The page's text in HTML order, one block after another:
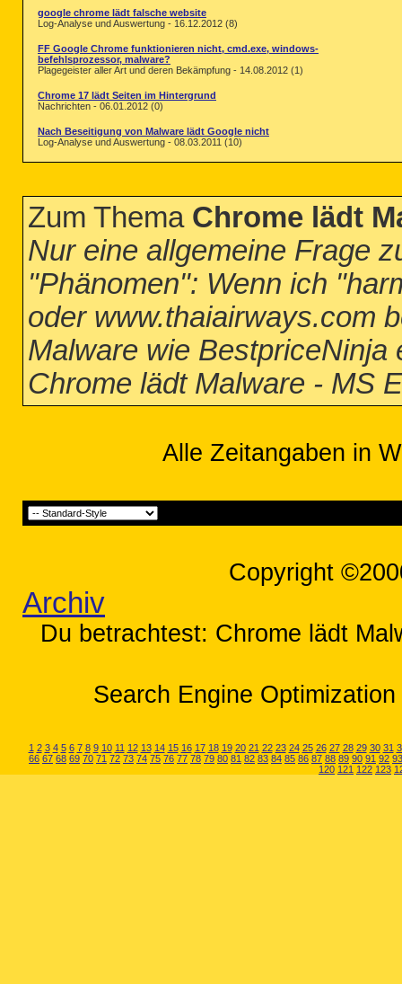
google chrome lädt falsche website
Log-Analyse und Auswertung - 16.12.2012 (8)
FF Google Chrome funktionieren nicht, cmd.exe, windows-
befehlsprozessor, malware?
Plagegeister aller Art und deren Bekämpfung - 14.08.2012 (1)
Chrome 17 lädt Seiten im Hintergrund
Nachrichten - 06.01.2012 (0)
Nach Beseitigung von Malware lädt Google nicht
Log-Analyse und Auswertung - 08.03.2011 (10)
Zum Thema Chrome lädt
Nur eine allgemeine Frage
"Phänomen": Wenn ich
oder www.thaiairways.com
Malware wie BestpriceNinja
Chrome lädt Malware - MS
Alle Zeitangaben in
Copyright
Archiv
Du betrachtest: Chrome lädt
Search Engine
1 2 3 4 5 6 7 8 9 10 11 12 13 14 15 16 17 18 19 20 21 22 23 24 25 26 27 28 29 30 31
66 67 68 69 70 71 72 73 74 75 76 77 78 79 80 81 82 83 84 85 86 87 88 89 90 91 92 93
120 121 122 123